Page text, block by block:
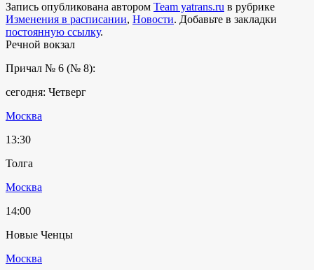
Запись опубликована автором Team yatrans.ru в рубрике
Изменения в расписании, Новости. Добавьте в закладки
постоянную ссылку.
Речной вокзал
Причал № 6 (№ 8):
сегодня: Четверг
Москва
13:30
Толга
Москва
14:00
Новые Ченцы
Москва